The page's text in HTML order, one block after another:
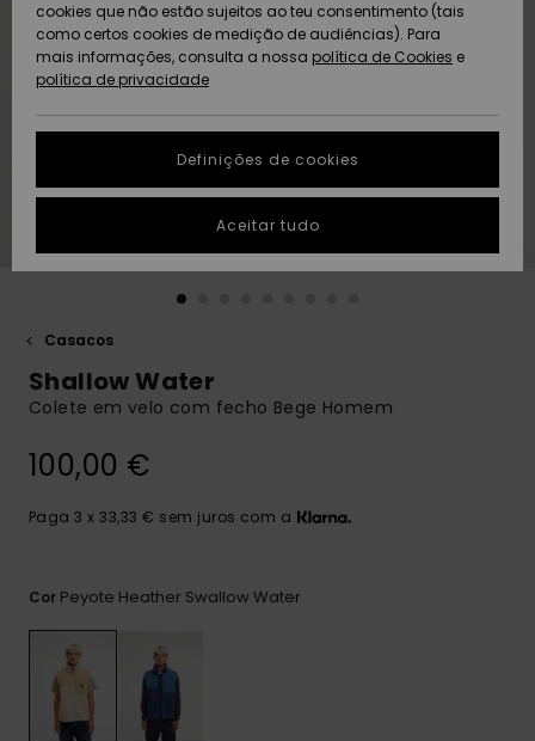
Artigos
recém-
chegados
Coleções
Artigos
recém-
chegados
Highlights
Community
AJUDA
Protecção de
dados
Guia de
tamanhos
conversa para
obteres a
resposta mais
conversa
mais
frequentes e o
contacto.
SUSTAINABILITY
PRESENTE
DESEJO
Casacos
Shallow Water
Colete em velo com fecho Bege Homem
100,00 €
Paga 3 x 33,33 € sem juros com a
Cor Peyote Heather Swallow Water
cookies que não estão sujeitos ao teu consentimento (tais
como certos cookies de medição de audiências). Para
mais informações, consulta a nossa política de Cookies e
política de privacidade
Definições de cookies
Aceitar tudo